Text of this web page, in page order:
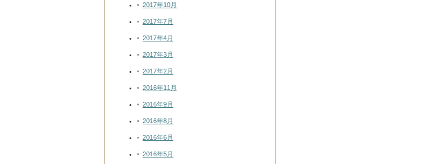
2017年10月
2017年7月
2017年4月
2017年3月
2017年2月
2016年11月
2016年9月
2016年8月
2016年6月
2016年5月